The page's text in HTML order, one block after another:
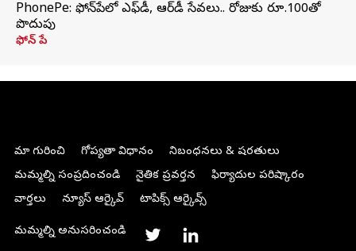
PhonePe: ఫోన్‌పేలో ఎఫ్‌డీ, ఆర్‌డీ సేవలు.. రోజుకు రూ.100తో
పొదుపు
ఫోన్‌ పే
మా గురించి గోప్యతా విధానం
నిబంధనలు & షరతులు
మమ్మల్ని సంప్రదించండి
నైతిక ప్రవర్తన
ఫిర్యాదుల పరిష్కారం
వార్తలు
న్యూస్ ఆర్కైవ్ టాపిక్స్ ఆర్కైవ్స్
మమ్మల్ని అనుసరించండి